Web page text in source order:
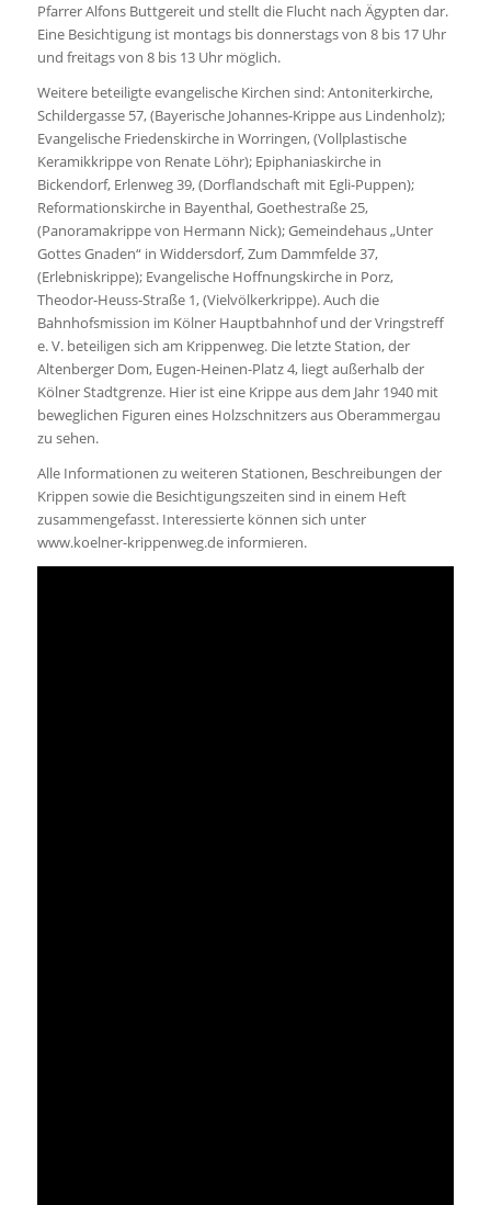
Pfarrer Alfons Buttgereit und stellt die Flucht nach Ägypten dar.
Eine Besichtigung ist montags bis donnerstags von 8 bis 17 Uhr
und freitags von 8 bis 13 Uhr möglich.
Weitere beteiligte evangelische Kirchen sind: Antoniterkirche,
Schildergasse 57, (Bayerische Johannes-Krippe aus Lindenholz);
Evangelische Friedenskirche in Worringen, (Vollplastische
Keramikkrippe von Renate Löhr); Epiphaniaskirche in
Bickendorf, Erlenweg 39, (Dorflandschaft mit Egli-Puppen);
Reformationskirche in Bayenthal, Goethestraße 25,
(Panoramakrippe von Hermann Nick); Gemeindehaus „Unter
Gottes Gnaden“ in Widdersdorf, Zum Dammfelde 37,
(Erlebniskrippe); Evangelische Hoffnungskirche in Porz,
Theodor-Heuss-Straße 1, (Vielvölkerkrippe). Auch die
Bahnhofsmission im Kölner Hauptbahnhof und der Vringstreff
e. V. beteiligen sich am Krippenweg. Die letzte Station, der
Altenberger Dom, Eugen-Heinen-Platz 4, liegt außerhalb der
Kölner Stadtgrenze. Hier ist eine Krippe aus dem Jahr 1940 mit
beweglichen Figuren eines Holzschnitzers aus Oberammergau
zu sehen.
Alle Informationen zu weiteren Stationen, Beschreibungen der
Krippen sowie die Besichtigungszeiten sind in einem Heft
zusammengefasst. Interessierte können sich unter
www.koelner-krippenweg.de informieren.